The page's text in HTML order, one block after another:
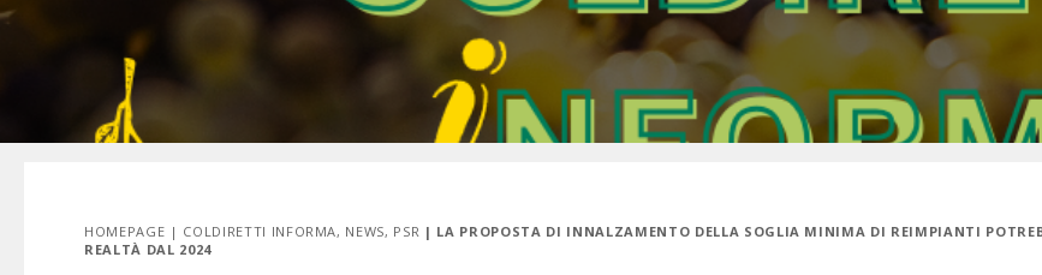
HOMEPAGE | COLDIRETTI INFORMA, NEWS, PSR | LA PROPOSTA DI INNALZAMENTO DELLA SOGLIA MINIMA DI REIMPIANTI
REALTÀ DAL 2024